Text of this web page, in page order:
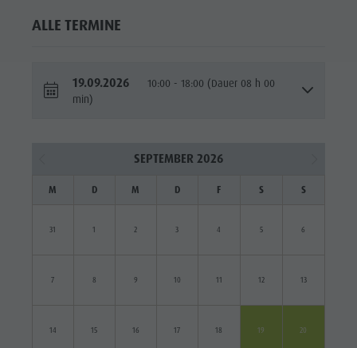
ALLE TERMINE
19.09.2026
10:00 - 18:00 (Dauer 08 h 00
min)
SEPTEMBER 2026
M D M D F S S
31 1 2 3 4 5 6
7 8 9 10 11 12 13
14 15 16 17 18 19 20